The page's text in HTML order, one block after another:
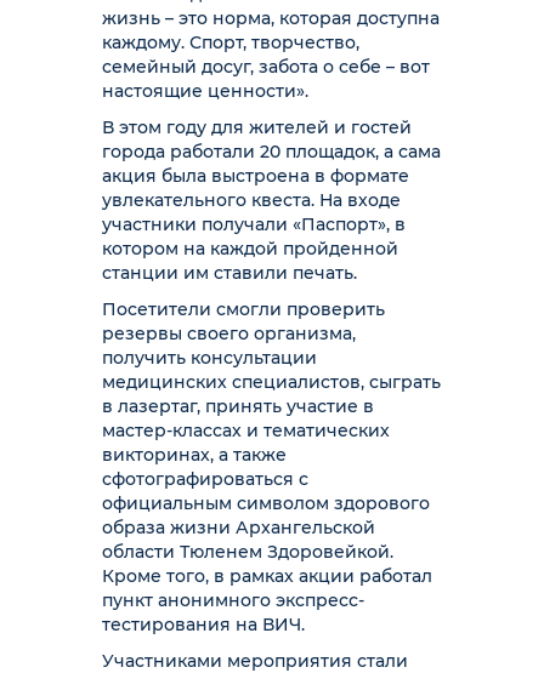
жизнь – это норма, которая доступна
каждому. Спорт, творчество,
семейный досуг, забота о себе – вот
настоящие ценности».
В этом году для жителей и гостей
города работали 20 площадок, а сама
акция была выстроена в формате
увлекательного квеста. На входе
участники получали «Паспорт», в
котором на каждой пройденной
станции им ставили печать.
Посетители смогли проверить
резервы своего организма,
получить консультации
медицинских специалистов, сыграть
в лазертаг, принять участие в
мастер-классах и тематических
викторинах, а также
сфотографироваться с
официальным символом здорового
образа жизни Архангельской
области Тюленем Здоровейкой.
Кроме того, в рамках акции работал
пункт анонимного экспресс-
тестирования на ВИЧ.
Участниками мероприятия стали